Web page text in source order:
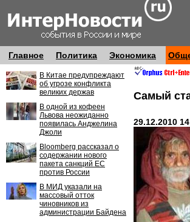
Главное Политика Экономика
В Китае предупреждают
об угрозе конфликта
великих держав
В одной из кофеен
Львова неожиданно
появилась Анджелина
Джоли
Bloomberg рассказал о
содержании нового
пакета санкций ЕС
против России
В МИД указали на
массовый отток
чиновников из
администрации Байдена
Самый
29.12.2010